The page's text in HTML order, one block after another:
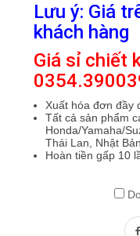
Lưu ý: Giá
khách hàng
Giá sỉ chiết
Xuất hóa đơn đầy
Tất cả sản phẩm
Honda/Yamaha/
Thái Lan, Nhật Bản
Hoàn tiền gấp 10